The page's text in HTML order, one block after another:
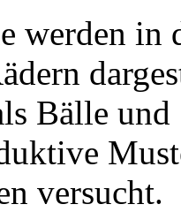
werden
Bälle
versucht.